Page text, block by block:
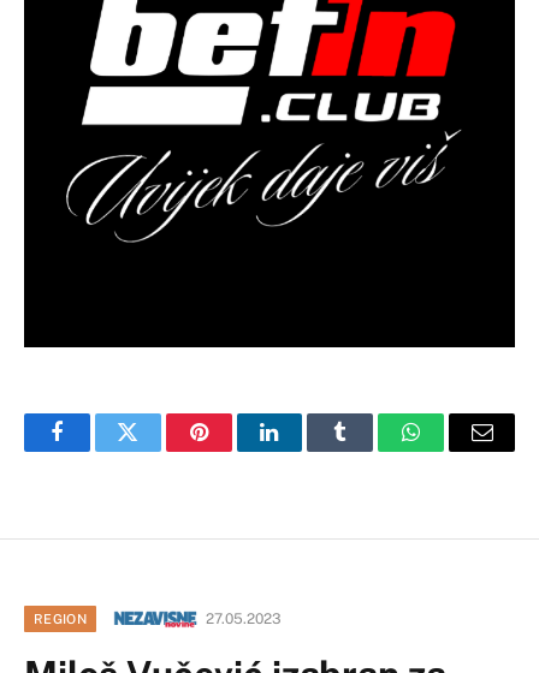
FacebookTwitter PinterestLinkedInTumblr WhatsAppEmail
REGION 27.05.2023